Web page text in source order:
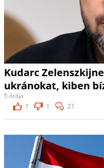
Kudarc
ukránokat, kiben
5 órája
1
1 27